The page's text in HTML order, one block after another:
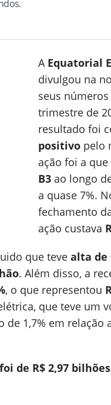
A Equatorial
divulgou na
seus
trimestre de
resultado foi
positivo pelo
ação foi a que
B3 ao longo
a quase 7%.
fechamento
ação custava
que teve alta de
. Além disso, a
, o que representou
que teve um
de 1,7% em
de R$ 2,97 bilhões